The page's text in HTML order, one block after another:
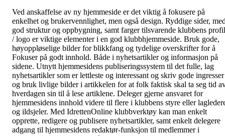
Ved anskaffelse av ny hjemmeside er det viktig å fokusere på
enkelhet og brukervennlighet, men også design. Ryddige sider,
god struktur og oppbygning, samt farger tilsvarende klubbens profil
/ logo er viktige elementer i en god klubbhjemmeside. Bruk gode,
høyoppløselige bilder for blikkfang og tydelige overskrifter for å
Fokuser på godt innhold. Både i nyhetsartikler og informasjon på
sidene. Utnytt hjemmesidens publiseringssystem til det fulle, lag
nyhetsartikler som er lettleste og interessant og skriv gode ingresser
og bruk livlige bilder i artikkelen for at folk faktisk skal ta seg tid
hverdagen sin til å lese artiklene. Deleger gjerne ansvaret for
hjemmesidens innhold videre til flere i klubbens styre eller
og ildsjeler. Med IdrettenOnline klubbverktøy kan man enkelt
opprette, redigere og publisere nyhetsartikler, samt enkelt delegere
adgang til hjemmesidens redaktør-funksjon til medlemmer i